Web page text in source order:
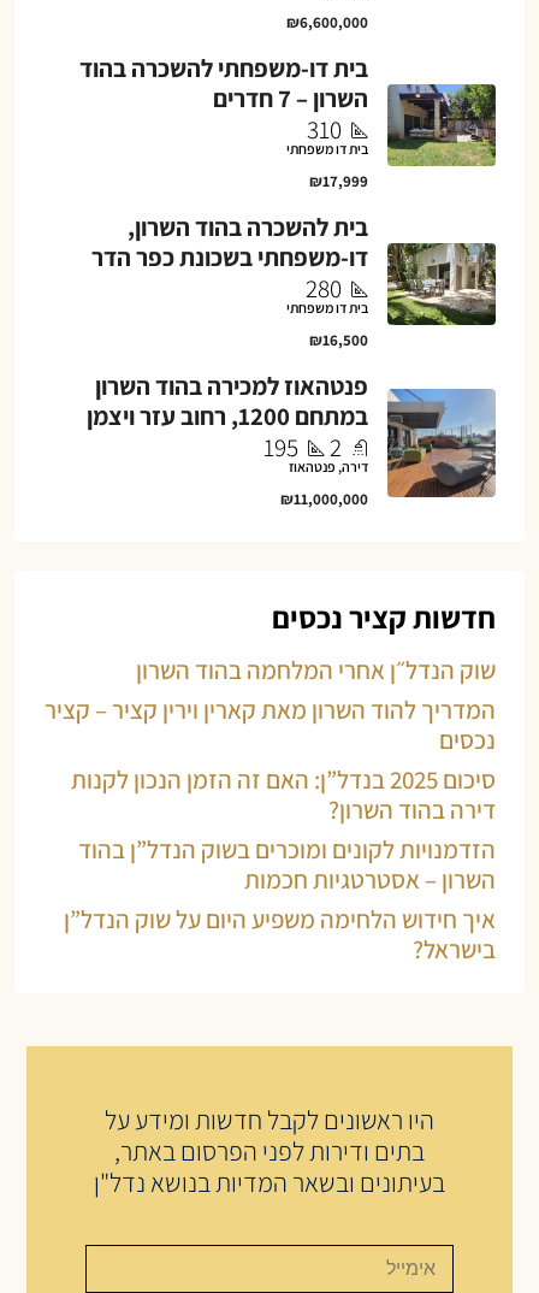
₪6,600,000
בית דו-משפחתי להשכרה בהוד
השרון – 7 חדרים
310
בית דו משפחתי
₪17,999
בית להשכרה בהוד השרון,
דו-משפחתי בשכונת כפר הדר
280
בית דו משפחתי
₪16,500
פנטהאוז למכירה בהוד השרון
במתחם 1200, רחוב עזר ויצמן
2
195
דירה, פנטהאוז
₪11,000,000
חדשות קציר נכסים
שוק הנדל״ן אחרי המלחמה בהוד השרון
המדריך להוד השרון מאת קארין וירין קציר – קציר
נכסים
סיכום 2025 בנדל”ן: האם זה הזמן הנכון לקנות
דירה בהוד השרון?
הזדמנויות לקונים ומוכרים בשוק הנדל”ן בהוד
השרון – אסטרטגיות חכמות
איך חידוש הלחימה משפיע היום על שוק הנדל”ן
בישראל?
היו ראשונים לקבל חדשות ומידע על
בתים ודירות לפני הפרסום באתר,
בעיתונים ובשאר המדיות בנושא נדל"ן